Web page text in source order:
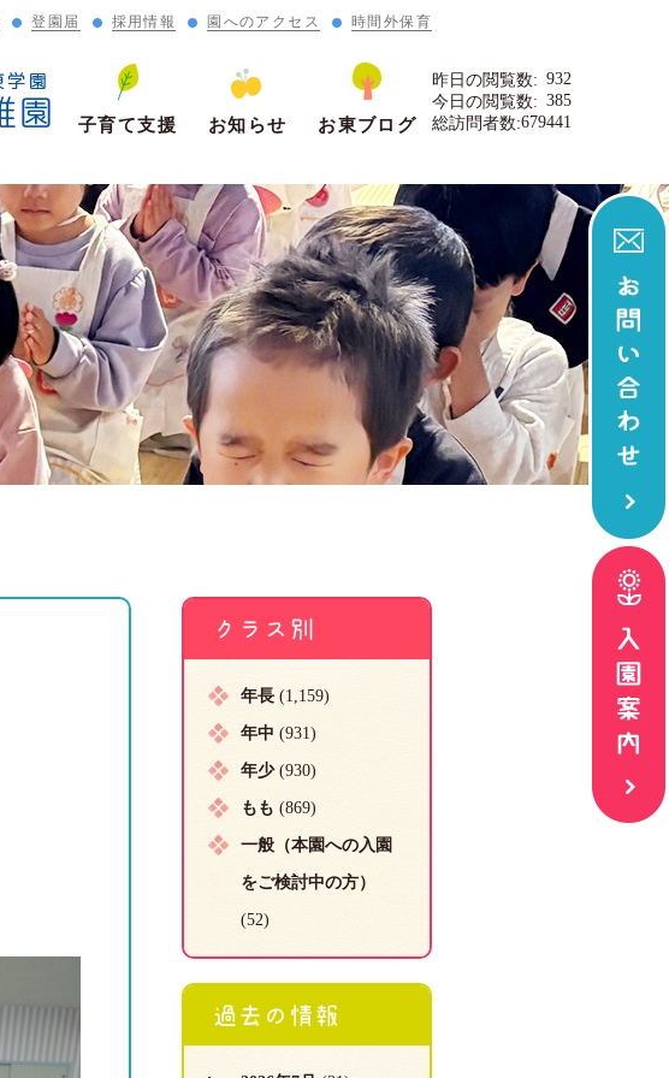
登園届 採用情報 園へのアクセス 時間外保育
子育て支援 お知らせ お東ブログ
932
昨日の閲覧数:
385
今日の閲覧数:
679441
総訪問者数:
クラス別
年長 (1,159)
年中 (931)
年少(930)
もも (869)
一般（本園への入園
をご検討中の方）
(52)
過去の情報